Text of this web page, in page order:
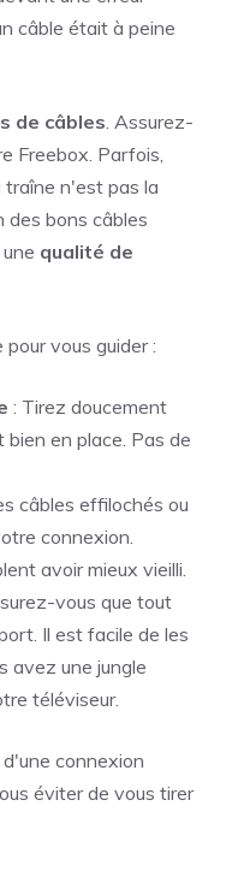
câble était à peine
de câbles. Assurez-
Freebox. Parfois,
traîne n'est pas la
des bons câbles
qualité de
vous guider :
: Tirez doucement
bien en place. Pas de
câbles effilochés ou
connexion.
avoir mieux vieilli.
vous que tout
Il est facile de les
avez une jungle
téléviseur.
connexion
éviter de vous tirer